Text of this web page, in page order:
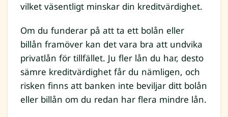
vilket väsentligt minskar din kreditvärdighet.
Om du funderar på att ta ett bolån eller
billån framöver kan det vara bra att undvika
privatlån för tillfället. Ju fler lån du har, desto
sämre kreditvärdighet får du nämligen, och
risken finns att banken inte beviljar ditt bolån
eller billån om du redan har flera mindre lån.